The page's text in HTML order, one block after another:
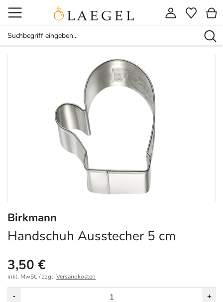
Birkmann
Handschuh Ausstecher 5 cm
3,50 €
inkl. MwSt. / zzgl. Versandkosten
- +